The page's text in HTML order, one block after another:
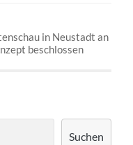
in Neustadt an
beschlossen
Suchen